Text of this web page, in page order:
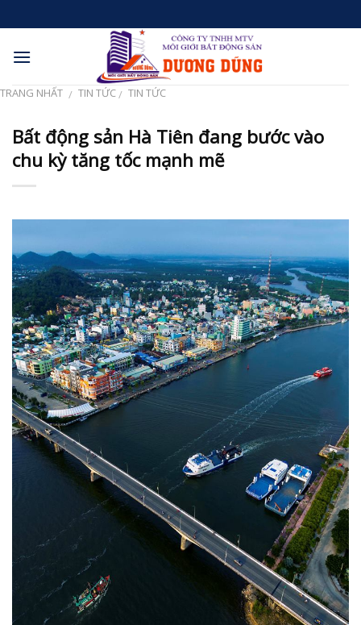
to
content
TRANG NHẤT / TIN TỨC / TIN TỨC
Bất động sản Hà Tiên đang bước vào
chu kỳ tăng tốc mạnh mẽ